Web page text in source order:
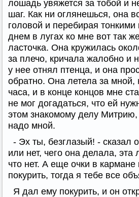
лошадь увяжется за тобой и
шаг. Как ни оглянешься, она
головой и перебирая
днем в лугах ко мне вот так
ласточка. Она кружилась
за плечо, кричала жалобно и
у нее отнял птенца, и она
обратно. Она летела за мной,
часа, и в конце концов мне
не мог догадаться, что ей
этом знакомому делу
надо мной.
- Эх ты, безглазый! - сказал
или нет, чего она делала, эта
что нет. А еще очки в
покурить, тогда я тебе все
Я дал ему покурить, и он